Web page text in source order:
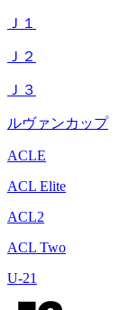
Ｊ１
Ｊ２
Ｊ３
ルヴァンカップ
ACLE
ACL Elite
ACL2
ACL Two
U-21